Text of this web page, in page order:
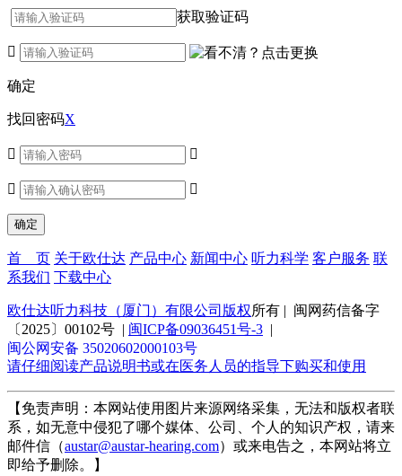
获取验证码

确定
找回密码X
 
 
首 页 关于欧仕达 产品中心 新闻中心 听力科学 客户服务 联
系我们 下载中心
欧仕达听力科技（厦门）有限公司版权所有 | 闽网药信备字
〔2025〕00102号 | 闽ICP备09036451号-3 |
闽公网安备 35020602000103号
请仔细阅读产品说明书或在医务人员的指导下购买和使用
【免责声明：本网站使用图片来源网络采集，无法和版权者联
系，如无意中侵犯了哪个媒体、公司、个人的知识产权，请来
邮件信（austar@austar-hearing.com）或来电告之，本网站将立
即给予删除。】